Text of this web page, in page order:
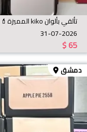
تألقي بألوان kiko المميزة💄
31-07-2026
$65
دمشق